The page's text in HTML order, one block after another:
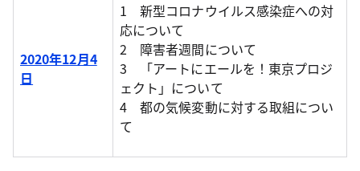
2020年12月4
日
1 新型コロナウイルス感染症への対
応について
2 障害者週間について
3 「アートにエールを！東京プロジ
ェクト」について
4 都の気候変動に対する取組につい
て